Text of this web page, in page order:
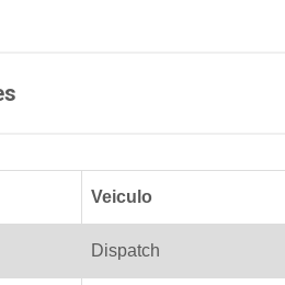
Veiculo
Dispatch